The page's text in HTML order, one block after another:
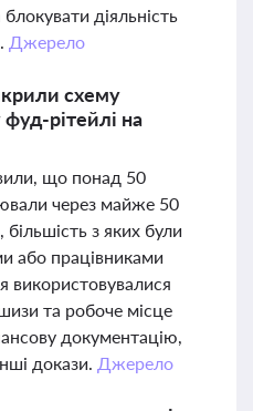
діяльність
Джерело
схему
рітейлі на
що понад 50
через майже 50
з яких були
або працівниками
використовувалися
та робоче місце
документацію,
докази. Джерело